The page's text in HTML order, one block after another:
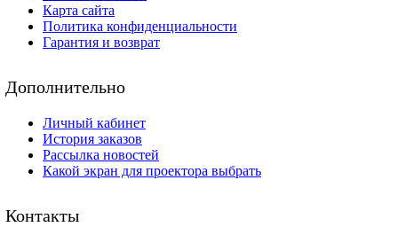
Карта сайта
Политика конфиденциальности
Гарантия и возврат
Дополнительно
Личный кабинет
История заказов
Рассылка новостей
Какой экран для проектора выбрать
Контакты